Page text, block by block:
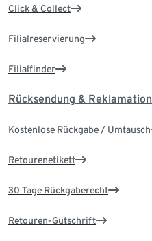
Click & Collect
Filialreservierung
Filialfinder
Rücksendung & Reklamation
Kostenlose Rückgabe / Umtausch
Retourenetikett
30 Tage Rückgaberecht
Retouren-Gutschrift